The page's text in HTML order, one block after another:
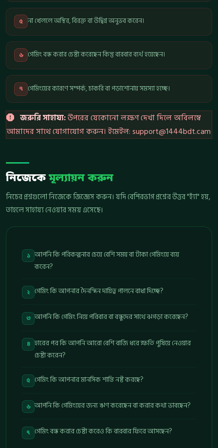
৫ না খেললে অস্থির, বিরক্ত বা উদ্বিগ্ন অনুভব করেন।
৬ গেমিং বন্ধ করার চেষ্টা করেছেন কিন্তু বারবার ব্যর্থ হয়েছেন।
৭ গেমিংয়ের কারণে সম্পর্ক, চাকরি বা পড়াশোনায় সমস্যা হচ্ছে।
জরুরি সাহায্য:উপরের যেকোনো লক্ষণ দেখা দিলে অবিলম্বে
আমাদের সাথে যোগাযোগ করুন। ইমেইল:support@1444bdt.cam
নিজেকে মূল্যায়ন করুন
নিচের প্রশ্নগুলো নিজেকে জিজ্ঞেস করুন। যদি বেশিরভাগ প্রশ্নের উত্তর "হ্যাঁ" হয়,
তাহলে সাহায্য নেওয়ার সময় এসেছে।
১ আপনি কি পরিকল্পনার চেয়ে বেশি সময় বা টাকা গেমিংয়ে ব্যয়
করেন?
২ গেমিং কি আপনার দৈনন্দিন দায়িত্ব পালনে বাধা দিচ্ছে?
৩ আপনি কি গেমিং নিয়ে পরিবার বা বন্ধুদের সাথে ঝগড়া করেছেন?
৪ হারের পর কি আপনি আরো বেশি বাজি ধরে ক্ষতি পুষিয়ে নেওয়ার
চেষ্টা করেন?
৫ গেমিং কি আপনার মানসিক শান্তি নষ্ট করছে?
৬ আপনি কি গেমিংয়ের জন্য ঋণ করেছেন বা করার কথা ভাবছেন?
৭ গেমিং বন্ধ করার চেষ্টা করেও কি বারবার ফিরে আসছেন?